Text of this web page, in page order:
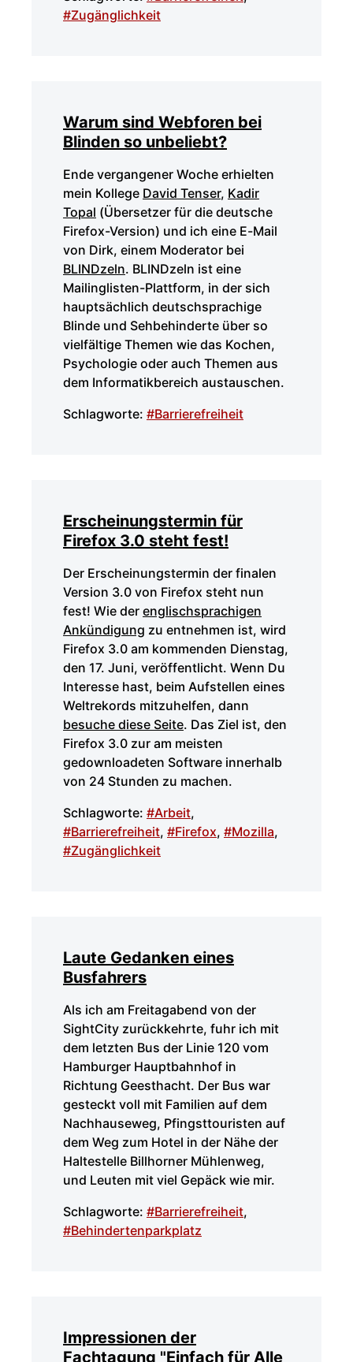
#Zugänglichkeit
Warum sind Webforen bei
Blinden so unbeliebt?
Ende vergangener Woche erhielten
mein Kollege David Tenser, Kadir
Topal (Übersetzer für die deutsche
Firefox-Version) und ich eine E-Mail
von Dirk, einem Moderator bei
BLINDzeln. BLINDzeln ist eine
Mailinglisten-Plattform, in der sich
hauptsächlich deutschsprachige
Blinde und Sehbehinderte über so
vielfältige Themen wie das Kochen,
Psychologie oder auch Themen aus
dem Informatikbereich austauschen.
Schlagworte: #Barrierefreiheit
Erscheinungstermin für
Firefox 3.0 steht fest!
Der Erscheinungstermin der finalen
Version 3.0 von Firefox steht nun
fest! Wie der englischsprachigen
Ankündigung zu entnehmen ist, wird
Firefox 3.0 am kommenden Dienstag,
den 17. Juni, veröffentlicht. Wenn Du
Interesse hast, beim Aufstellen eines
Weltrekords mitzuhelfen, dann
besuche diese Seite. Das Ziel ist, den
Firefox 3.0 zur am meisten
gedownloadeten Software innerhalb
von 24 Stunden zu machen.
Schlagworte: #Arbeit,
#Barrierefreiheit, #Firefox, #Mozilla,
#Zugänglichkeit
Laute Gedanken eines
Busfahrers
Als ich am Freitagabend von der
SightCity zurückkehrte, fuhr ich mit
dem letzten Bus der Linie 120 vom
Hamburger Hauptbahnhof in
Richtung Geesthacht. Der Bus war
gesteckt voll mit Familien auf dem
Nachhauseweg, Pfingsttouristen auf
dem Weg zum Hotel in der Nähe der
Haltestelle Billhorner Mühlenweg,
und Leuten mit viel Gepäck wie mir.
Schlagworte: #Barrierefreiheit,
#Behindertenparkplatz
Impressionen der
Fachtagung "Einfach für Alle